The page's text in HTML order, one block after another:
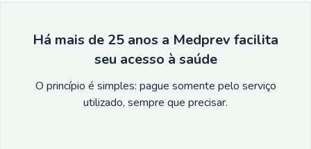
Há mais de 25 anos a Medprev facilita
seu acesso à saúde
O princípio é simples: pague somente pelo serviço
utilizado, sempre que precisar.